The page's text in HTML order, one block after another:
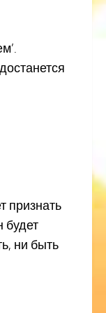
признать
будет
ни быть